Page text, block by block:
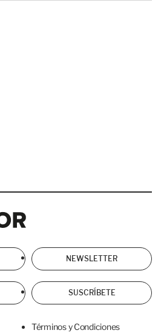
NEWSLETTER
SUSCRÍBETE
Términos y Condiciones